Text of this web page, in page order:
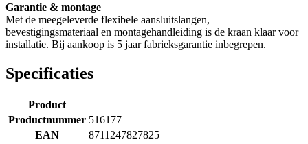
Garantie & montage
Met de meegeleverde flexibele aansluitslangen,
bevestigingsmateriaal en montagehandleiding is de kraan klaar voor
installatie. Bij aankoop is 5 jaar fabrieksgarantie inbegrepen.
Specificaties
Product
Productnummer 516177
EAN
8711247827825